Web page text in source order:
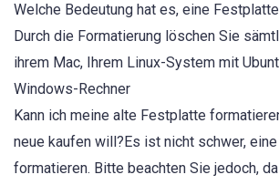
Welche Bedeutung hat es, eine
Durch die Formatierung löschen Sie
ihrem Mac, Ihrem Linux-System mit
Windows-Rechner
Kann ich meine alte Festplatte
neue kaufen will?Es ist nicht schwer,
formatieren. Bitte beachten Sie jedoch,